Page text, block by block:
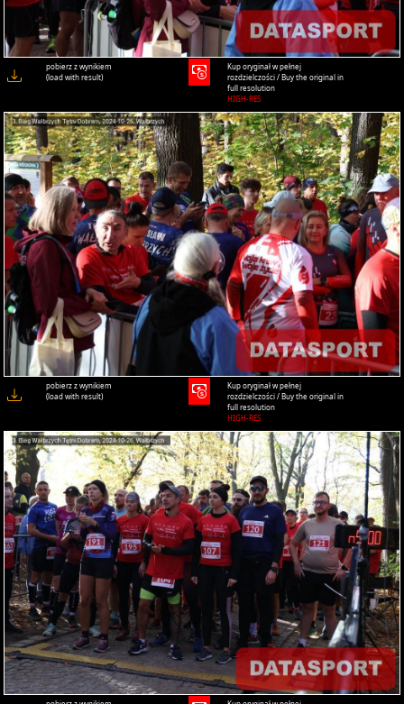
pobierz z wynikiem
(load with result)
Kup oryginał w pełnej
rozdzielczości / Buy the original in
full resolution
HIGH-RES
pobierz z wynikiem
(load with result)
Kup oryginał w pełnej
rozdzielczości / Buy the original in
full resolution
HIGH-RES